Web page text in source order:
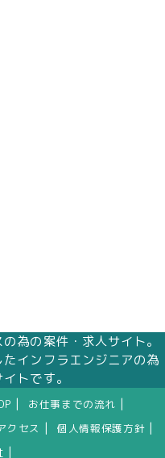
為の案件・求人サイト。
インフラエンジニアの為
トです。
お仕事までの流れ
クセス 個人情報保護方針